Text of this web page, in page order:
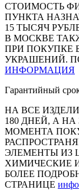
СТОИМОСТЬ
ПУНКТА
15 ТЫСЯЧ
В МОСКВЕ
ПРИ ПОКУПКЕ
УКРАШЕНИЙ.
ИНФОРМАЦИЯ
Гарантийный
НА ВСЕ
180 ДНЕЙ, А
МОМЕНТА
ЭЛЕМЕНТЫ ИЗ
ХИМИЧЕСКИЕ
БОЛЕЕ
СТРАНИЦЕ